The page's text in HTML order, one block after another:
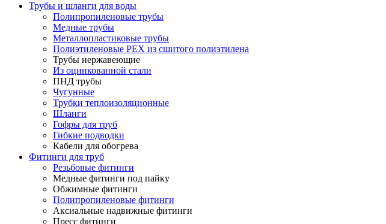
Трубы и шланги для воды
Полипропиленовые трубы
Медные трубы
Металлопластиковые трубы
Полиэтиленовые PEX из сшитого полиэтилена
Трубы нержавеющие
Из оцинкованной стали
ПНД трубы
Чугунные
Трубки теплоизоляционные
Шланги
Гофры для труб
Гибкие подводки
Кабели для обогрева
Фитинги для труб
Резьбовые фитинги
Медные фитинги под пайку
Обжимные фитинги
Полипропиленовые фитинги
Аксиальные надвижные фитинги
Пресс фитинги